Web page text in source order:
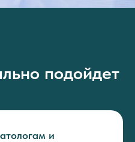
подойдет
и